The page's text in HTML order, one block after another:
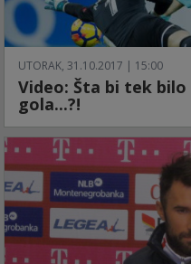
UTORAK, 31.10.2017 | 15:00
Video: Šta bi tek
gola...?!